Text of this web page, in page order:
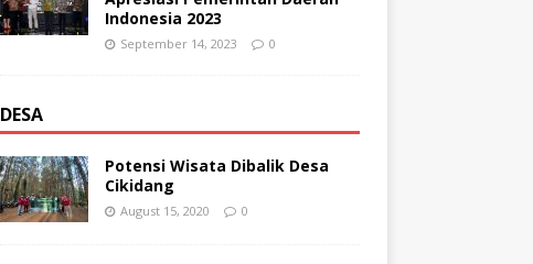
Indonesia 2023
September 14, 2023 0
DESA
Potensi Wisata Dibalik Desa
Cikidang
August 15, 2020 0